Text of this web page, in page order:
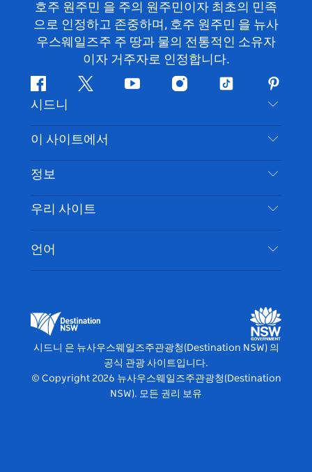
호주 원주민 을 주의 원주민이자 최초의 민족
으로 인정하고 존중하며, 호주 원주민 을 뉴사
우스웨일즈주 주 땅과 물의 전통적인 소유자
이자 거주자로 인정합니다.
페
이
스
북
지
귀
다
유
브
인
타
램
틱
핀
터
레
스
트
시드니
문의하기
부인 성명
쿠키 고지
이 사이트에서
목적지
할 일
이벤트
숙소
정보
여행 정보
시드니 접근성
귀하의 사업을 등록하세요
우리 사이트
뉴사우스웨일즈주관광청(Destination NSW) 미디
어 센터
비비드 시드니(Vivid Sydney)
언어
시드니 은 뉴사우스웨일즈주관광청(Destination NSW) 의
공식 관광 사이트입니다.
© Copyright 2026 뉴사우스웨일즈주관광청(Destination
NSW). 모든 권리 보유